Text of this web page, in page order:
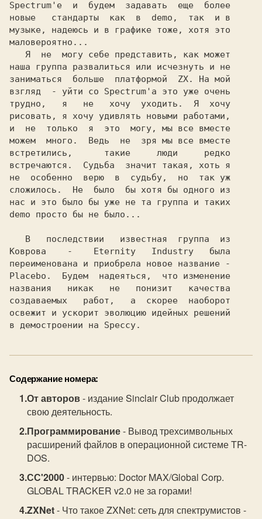
Содержание номера:
От авторов- издание Sinclair Club продолжает
свою деятельность.
Программирование- Вывод трехсимвольных
расширений файлов в операционной системе TR-
DOS.
СС'2000- интервью: Doctor MAX/Global Corp.
GLOBAL TRACKER v2.0 не за горами!
ZXNet- Что такое ZXNet: сеть для спектрумистов -